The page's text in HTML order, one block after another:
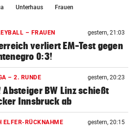
Unterhaus Frauen
– FRAUEN gestern, 21:03
verliert EM-Test gegen
0:3!
– 2. RUNDE gestern, 20:23
Absteiger BW Linz schießt
Innsbruck ab
ELFER-RÜCKNAHME gestern, 20:15